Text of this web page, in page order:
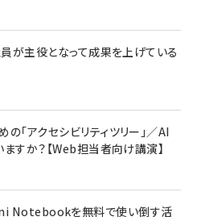
が主役となって成果を上げている
「アクセシビリティツリー」／AI
すか？【Web担当者向け講演】
Notebookを無料で使い倒す活